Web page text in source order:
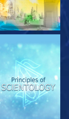
EXPLORE A SÉRIE